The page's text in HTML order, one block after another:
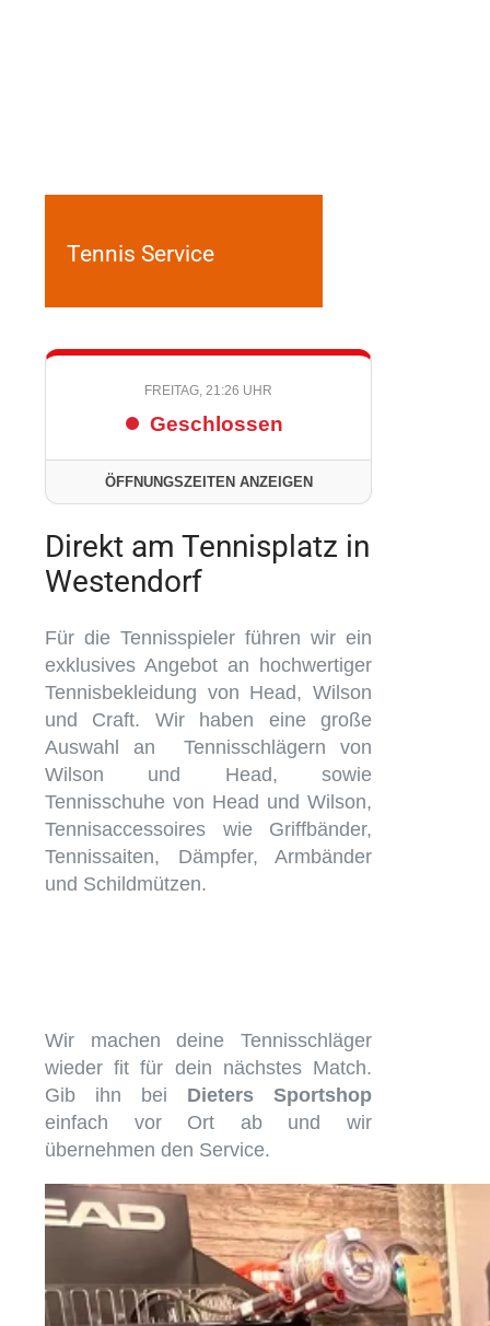
Tennis Service
FREITAG, 21:26 UHR
Geschlossen
ÖFFNUNGSZEITEN ANZEIGEN
Direkt am Tennisplatz in
Westendorf
Für die Tennisspieler führen wir ein
exklusives Angebot an hochwertiger
Tennisbekleidung von Head, Wilson
und Craft. Wir haben eine große
Auswahl an Tennisschlägern von
Wilson und Head, sowie
Tennisschuhe von Head und Wilson,
Tennisaccessoires wie Griffbänder,
Tennissaiten, Dämpfer, Armbänder
und Schildmützen.
Wir machen deine Tennisschläger
wieder fit für dein nächstes Match.
Gib ihn bei
Dieters Sportshop
einfach vor Ort ab und wir
übernehmen den Service.